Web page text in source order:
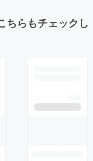
ちらもチェックし